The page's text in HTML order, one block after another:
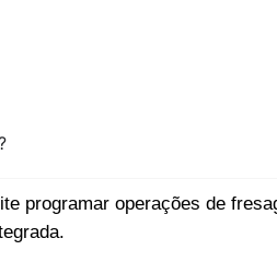
programar operações de